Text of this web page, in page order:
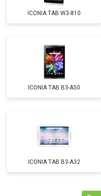
ICONIA TAB W3-810
ICONIA TAB B3-A50
ICONIA TAB B3-A32